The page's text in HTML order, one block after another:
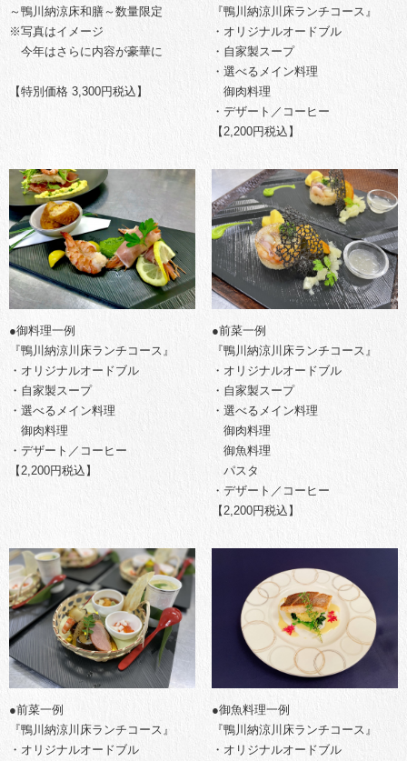
～鴨川納涼床和膳～数量限定
※写真はイメージ
今年はさらに内容が豪華に
【特別価格 3,300円税込】
『鴨川納涼川床ランチコース』
・オリジナルオードブル
・自家製スープ
・選べるメイン料理
御肉料理
・デザート／コーヒー
【2,200円税込】
●御料理一例
『鴨川納涼川床ランチコース』
・オリジナルオードブル
・自家製スープ
・選べるメイン料理
御肉料理
・デザート／コーヒー
【2,200円税込】
●前菜一例
『鴨川納涼川床ランチコース』
・オリジナルオードブル
・自家製スープ
・選べるメイン料理
御肉料理
御魚料理
パスタ
・デザート／コーヒー
【2,200円税込】
●前菜一例
『鴨川納涼川床ランチコース』
・オリジナルオードブル
●御魚料理一例
『鴨川納涼川床ランチコース』
・オリジナルオードブル